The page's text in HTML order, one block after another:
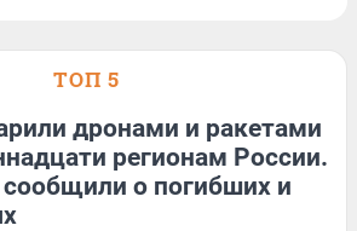
ТОП 5
дронами и ракетами
регионам России.
сообщили о погибших и